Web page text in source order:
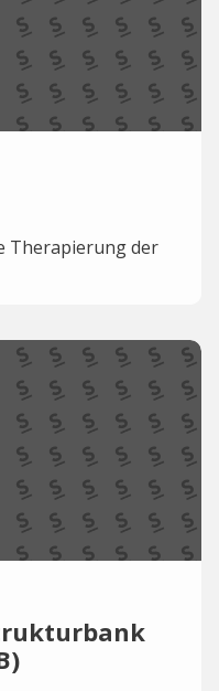
Therapierung der